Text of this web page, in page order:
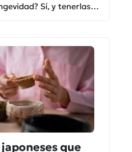
Sí, y tenerlas
que